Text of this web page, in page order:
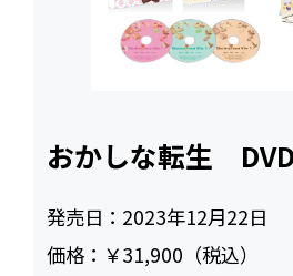
おかしな転生
発売日： 2023年12月22日
価格： ￥31,900（税込）